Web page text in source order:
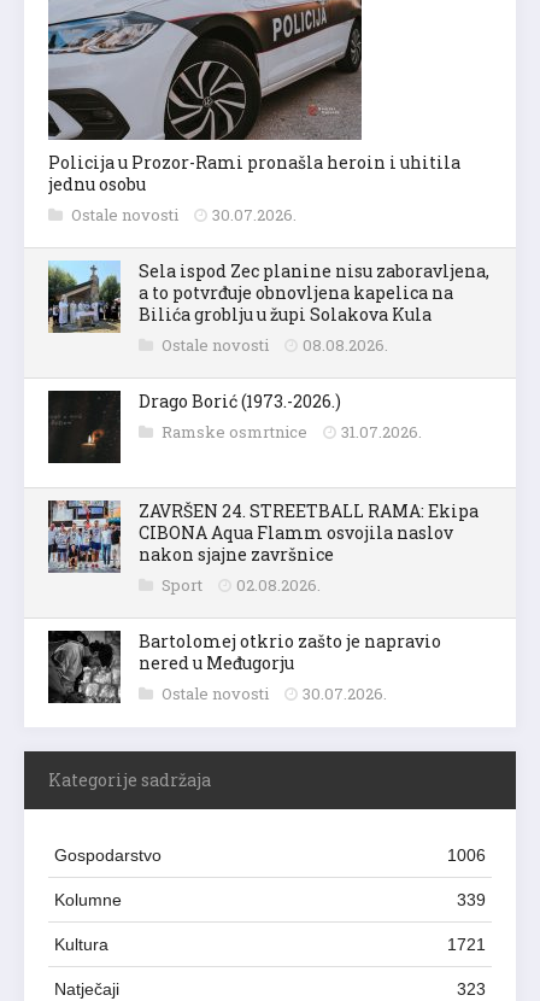
Policija u Prozor-Rami pronašla heroin i uhitila
jednu osobu
Ostale novosti 30.07.2026.
Sela ispod Zec planine nisu zaboravljena,
a to potvrđuje obnovljena kapelica na
Bilića groblju u župi Solakova Kula
Ostale novosti 08.08.2026.
Drago Borić (1973.-2026.)
Ramske osmrtnice 31.07.2026.
ZAVRŠEN 24. STREETBALL RAMA: Ekipa
CIBONA Aqua Flamm osvojila naslov
nakon sjajne završnice
Sport 02.08.2026.
Bartolomej otkrio zašto je napravio
nered u Međugorju
Ostale novosti 30.07.2026.
Kategorije sadržaja
Gospodarstvo 1006
Kolumne 339
Kultura 1721
Natječaji 323